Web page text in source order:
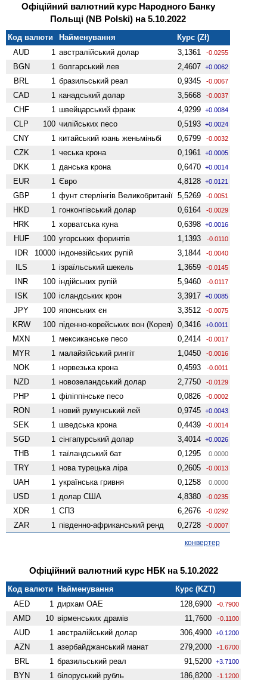
Офіційний валютний курс Народного Банку
Польщі (NB Polski) на 5.10.2022
Код валюти Найменування
Курс (Zł)
AUD
1 австралійський долар 3,1361 -0.0255
BGN 1 болгарський лев 2,4607 +0.0062
BRL 1 бразильський реал 0,9345 -0.0067
CAD 1 канадський долар 3,5668 -0.0037
CHF 1 швейцарський франк 4,9299 +0.0084
CLP 100 чилійських песо 0,5193 +0.0024
CNY 1 китайський юань женьмiньбi 0,6799 -0.0032
CZK 1 чеська крона 0,1961 +0.0005
DKK 1 данська крона 0,6470 +0.0014
EUR 1 Євро 4,8128 +0.0121
GBP 1 фунт стерлінгів Велико­британії 5,5269 -0.0051
HKD 1 гонконгівський долар 0,6164 -0.0029
HRK 1 хорватська куна 0,6398 +0.0016
HUF 100 угорських форинтів 1,1393 -0.0110
IDR 10000 індонезійських рупій 3,1844 -0.0040
ILS 1 ізраїльський шекель 1,3659 -0.0145
INR 100 індійських рупій 5,9460 -0.0117
ISK 100 ісландських крон 3,3917 +0.0085
JPY 100 японських єн 3,3512 -0.0075
KRW 100 піденно-корейських вон (Корея) 0,3416 +0.0011
MXN 1 мексиканське песо 0,2414 -0.0017
MYR 1 малайзійський рингіт 1,0450 -0.0016
NOK 1 норвезька крона 0,4593 -0.0011
NZD 1 ново­зеландський долар 2,7750 -0.0129
PHP 1 філіппінське песо 0,0826 -0.0002
RON 1 новий румунський лей 0,9745 +0.0043
SEK 1 шведська крона 0,4439 -0.0014
SGD 1 сінгапурський долар 3,4014 +0.0026
THB 1 таїландський бат 0,1295 0.0000
TRY 1 нова турецька ліра 0,2605 -0.0013
UAH 1 українська гривня 0,1258 0.0000
USD 1 долар США 4,8380 -0.0235
XDR 1 СПЗ 6,2676 -0.0292
ZAR 1 південно-африканський ренд 0,2728 -0.0007
конвертер
Офіційний валютний курс НБК на 5.10.2022
Код валюти Найменування
Курс (KZT)
AED
1 дирхам ОАЕ 128,6900 -0.7900
AMD 10 вiрменських драмів 11,7600 -0.1100
AUD 1 австралійський долар 306,4900 +0.1200
AZN 1 азербайджанський манат 279,2000 -1.6700
BRL 1 бразильський реал 91,5200 +3.7100
BYN 1 білоруський рубль 186,8200 -1.1200